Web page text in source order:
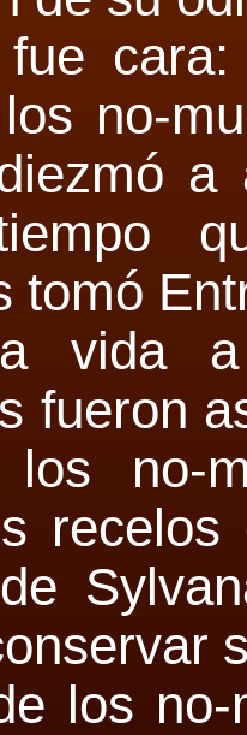
no-
a
tomó
vida
fueron
no-
los